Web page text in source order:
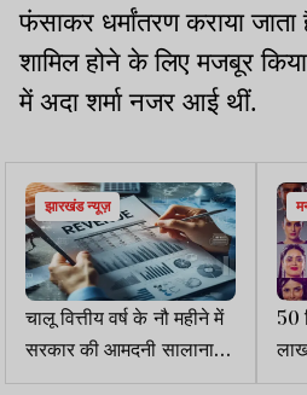
फंसाकर धर्मांतरण कराया
शामिल होने के लिए मजबूर
में अदा शर्मा नजर आई थीं.
झारखंड न्यूज़
चालू वित्तीय वर्ष के नौ महीने में
सरकार की आमदनी सालाना
लक्ष्य की आधी भी नहीं
50
आते